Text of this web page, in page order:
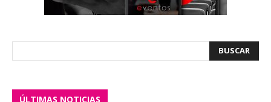
ÚLTIMAS NOTICIAS